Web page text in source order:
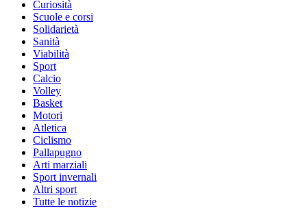
Curiosità
Scuole e corsi
Solidarietà
Sanità
Viabilità
Sport
Calcio
Volley
Basket
Motori
Atletica
Ciclismo
Pallapugno
Arti marziali
Sport invernali
Altri sport
Tutte le notizie